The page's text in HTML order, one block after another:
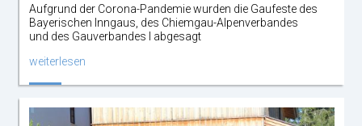
Aufgrund der Corona-Pandemie wurden die Gaufeste des
Bayerischen Inngaus, des Chiemgau-Alpenverbandes
und des Gauverbandes I abgesagt
weiterlesen